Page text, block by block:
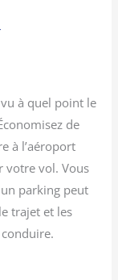
à quel point le
de
à l’aéroport
votre vol. Vous
parking peut
trajet et les